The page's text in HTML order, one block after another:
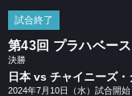
試合終了
第43回 プラハベー
決勝
日本 vs チャイニーズ・
2024年7月10日（水）試合開始